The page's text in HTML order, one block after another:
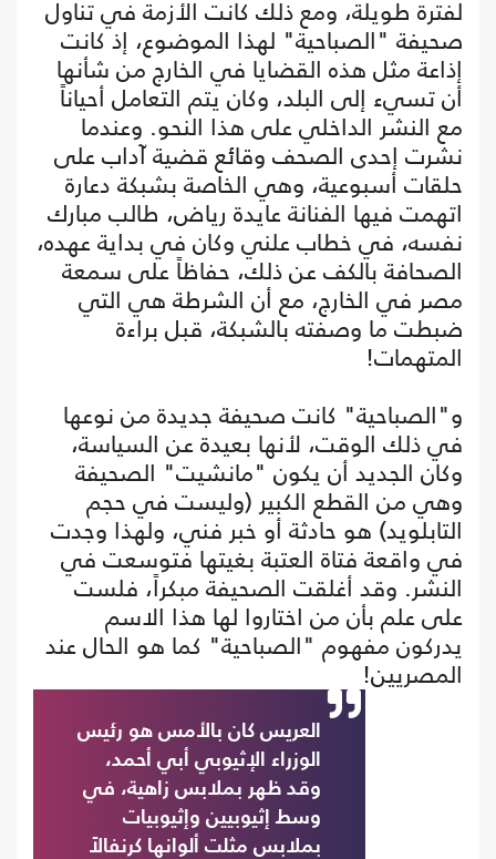
لفترة طويلة، ومع ذلك كانت الأزمة في تناول
صحيفة "الصباحية" لهذا الموضوع، إذ كانت
إذاعة مثل هذه القضايا في الخارج من شأنها
أن تسيء إلى البلد، وكان يتم التعامل أحياناً
مع النشر الداخلي على هذا النحو. وعندما
نشرت إحدى الصحف وقائع قضية آداب على
حلقات أسبوعية، وهي الخاصة بشبكة دعارة
اتهمت فيها الفنانة عايدة رياض، طالب مبارك
نفسه، في خطاب علني وكان في بداية عهده،
الصحافة بالكف عن ذلك، حفاظاً على سمعة
مصر في الخارج، مع أن الشرطة هي التي
ضبطت ما وصفته بالشبكة، قبل براءة
المتهمات!
و"الصباحية" كانت صحيفة جديدة من نوعها
في ذلك الوقت، لأنها بعيدة عن السياسة،
وكان الجديد أن يكون "مانشيت" الصحيفة
وهي من القطع الكبير (وليست في حجم
التابلويد) هو حادثة أو خبر فني، ولهذا وجدت
في واقعة فتاة العتبة بغيتها فتوسعت في
النشر. وقد أغلقت الصحيفة مبكراً، فلست
على علم بأن من اختاروا لها هذا الاسم
يدركون مفهوم "الصباحية" كما هو الحال عند
المصريين!
العريس كان بالأمس هو رئيس
الوزراء الإثيوبي أبي أحمد،
وقد ظهر بملابس زاهية، في
وسط إثيوبيين وإثيوبيات
بملابس مثلت ألوانها كرنفالاً